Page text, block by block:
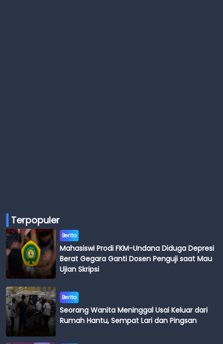
Terpopuler
Berita
Mahasiswi Prodi FKM-Undana Diduga Depresi
Berat Gegara Ganti Dosen Penguji saat Mau
Ujian Skripsi
Berita
Seorang Wanita Meninggal Usai Keluar dari
Rumah Hantu, Sempat Lari dan Pingsan